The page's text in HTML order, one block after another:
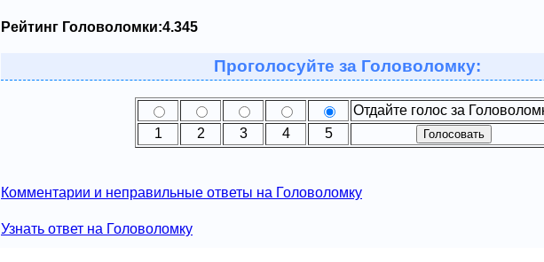
Рейтинг Головоломки:4.345
Проголосуйте за Головоломку:
Отдайте голос за
1
2 3 4 5
Комментарии и неправильные ответы на Головоломку
Узнать ответ на Головоломку